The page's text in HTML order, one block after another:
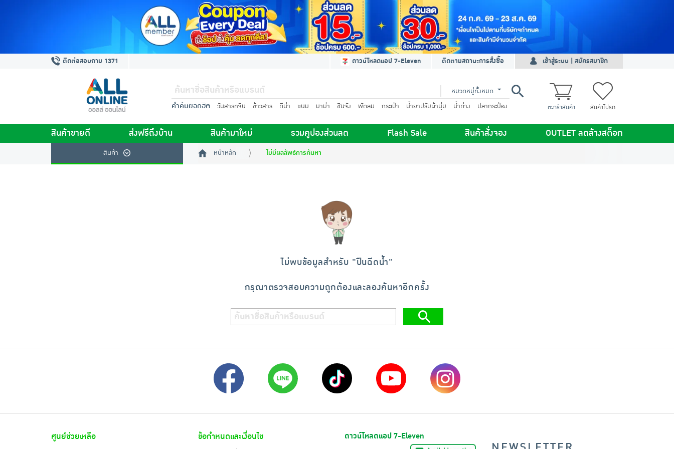
ติดต่อสอบถาม 1371 ดาวน์โหลดแอป 7-Eleven ติดตามสถานะการสั่งซื้อ เข้าสู่ระบบ | สมัครสมาชิก
หมวดหมู่ทั้งหมด
คำค้นยอดฮิต วันสารทจีน ข้าวสาร ดีน่า ขนม มาม่า ชินจัง พัดลม กระเป๋า น้ำยาปรับผ้านุ่ม น้ำด่าง ปลากระป๋อง ตะกร้าสินค้า สินค้าโปรด
สินค้าขายดี ส่งฟรีถึงบ้าน สินค้ามาใหม่ รวมคูปองส่วนลด Flash Sale สินค้าสั่งจอง OUTLET ลดล้างสต็อก
สินค้า หน้าหลัก ไม่มีผลลัพธ์การค้นหา
ไม่พบข้อมูลสำหรับ "ปืนฉีดน้ำ"
กรุณาตรวจสอบความถูกต้องและลองค้นหาอีกครั้ง
ศูนย์ช่วยเหลือ ข้อกำหนดและเงื่อนไข ดาวน์โหลดแอป 7-Eleven